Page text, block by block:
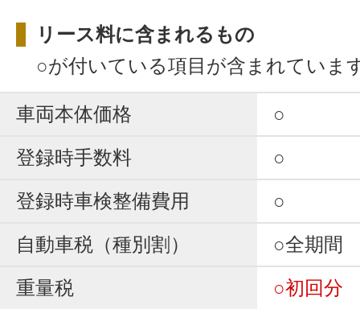
リース料に含まれるもの
○が付いている項目が含まれていま
車両本体価格
○
登録時手数料
○
登録時車検整備費用
○
自動車税（種別割）
○全期間
重量税
○初回分